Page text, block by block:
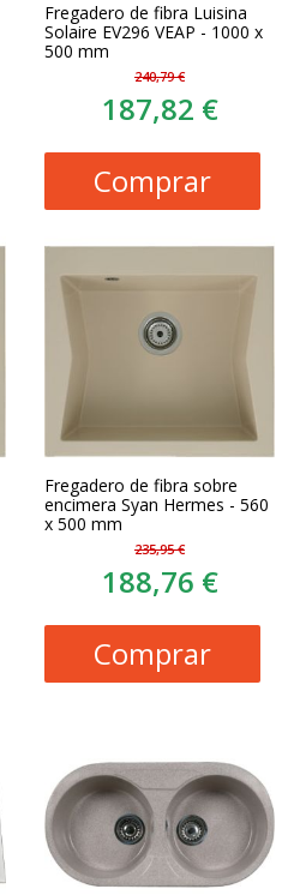
Fregadero de fibra Luisina
Solaire EV296 VEAP - 1000 x
500 mm
240,79 €
187,82 €
Comprar
Fregadero de fibra sobre
encimera Syan Hermes - 560
x 500 mm
235,95 €
188,76 €
Comprar